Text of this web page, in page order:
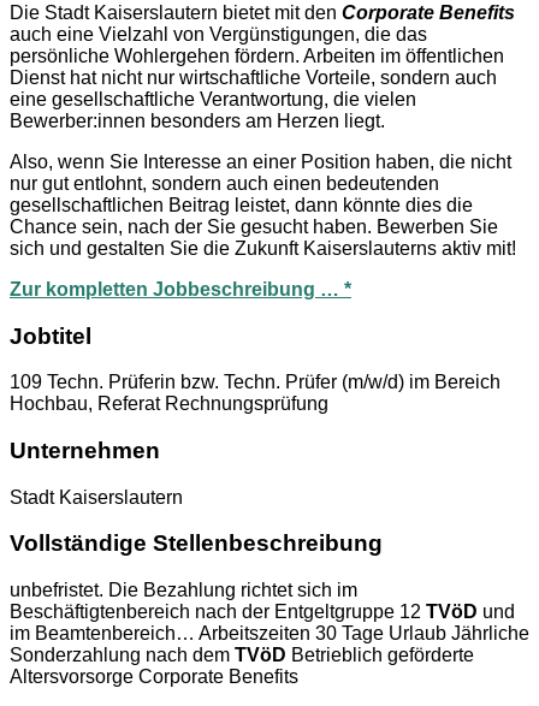
Die Stadt Kaiserslautern bietet mit den Corporate Benefits
auch eine Vielzahl von Vergünstigungen, die das
persönliche Wohlergehen fördern. Arbeiten im öffentlichen
Dienst hat nicht nur wirtschaftliche Vorteile, sondern auch
eine gesellschaftliche Verantwortung, die vielen
Bewerber:innen besonders am Herzen liegt.
Also, wenn Sie Interesse an einer Position haben, die nicht
nur gut entlohnt, sondern auch einen bedeutenden
gesellschaftlichen Beitrag leistet, dann könnte dies die
Chance sein, nach der Sie gesucht haben. Bewerben Sie
sich und gestalten Sie die Zukunft Kaiserslauterns aktiv mit!
Zur kompletten Jobbeschreibung … *
Jobtitel
109 Techn. Prüferin bzw. Techn. Prüfer (m/w/d) im Bereich
Hochbau, Referat Rechnungsprüfung
Unternehmen
Stadt Kaiserslautern
Vollständige Stellenbeschreibung
unbefristet. Die Bezahlung richtet sich im
Beschäftigtenbereich nach der Entgeltgruppe 12 TVöD und
im Beamtenbereich… Arbeitszeiten 30 Tage Urlaub Jährliche
Sonderzahlung nach dem TVöD Betrieblich geförderte
Altersvorsorge Corporate Benefits